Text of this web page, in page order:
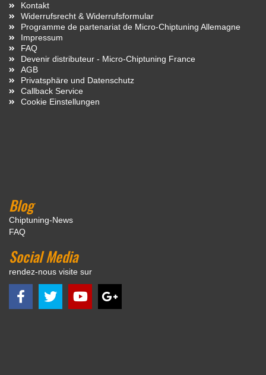
Kontakt
Widerrufsrecht & Widerrufsformular
Programme de partenariat de Micro-Chiptuning Allemagne
Impressum
FAQ
Devenir distributeur - Micro-Chiptuning France
AGB
Privatsphäre und Datenschutz
Callback Service
Cookie Einstellungen
Blog
Chiptuning-News
FAQ
Social Media
rendez-nous visite sur